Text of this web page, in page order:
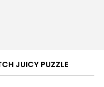
JUICY PUZZLE